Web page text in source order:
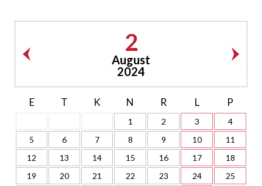
2
August
2024
E T K N R L P
1 2 3
4
5
6 7 8 9 10
11
12
13 14 15 16 17
18
19
20 21 22 23 24
25